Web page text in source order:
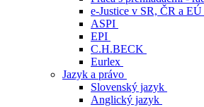
e-Justice v SR, ČR a EÚ
ASPI
EPI
C.H.BECK
Eurlex
Jazyk a právo
Slovenský jazyk
Anglický jazyk